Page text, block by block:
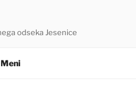
odseka Jesenice
Meni